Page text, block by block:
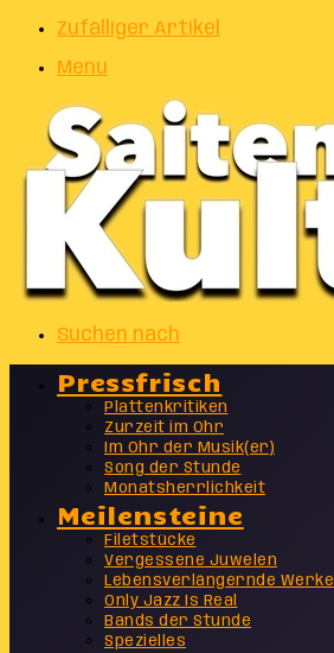
Zufälliger Artikel
Menu
Suchen nach
Pressfrisch
Plattenkritiken
Zurzeit im Ohr
Im Ohr der Musik(er)
Song der Stunde
Monatsherrlichkeit
Meilensteine
Filetstücke
Vergessene Juwelen
Lebensverlängernde Werke
Only Jazz Is Real
Bands der Stunde
Spezielles